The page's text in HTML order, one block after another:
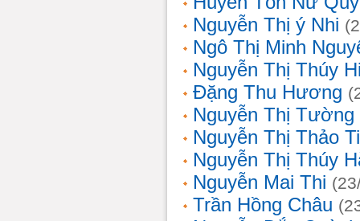
Nguyễn Thị ý Nhi
Ngô Thị Minh
Nguyễn Thị Thúy
Đặng Thu Hương
Nguyễn Thị Tường
Nguyễn Thị Thảo
Nguyễn Thị Thúy
Nguyễn Mai Thi
Trần Hồng Châu